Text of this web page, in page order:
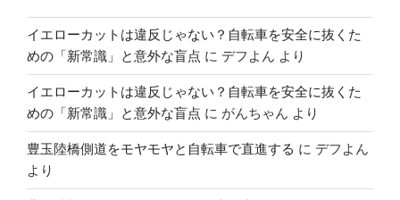
イエローカットは違反じゃない？自転車を安全に抜くた
めの「新常識」と意外な盲点 に デフよん より
イエローカットは違反じゃない？自転車を安全に抜くた
めの「新常識」と意外な盲点 に がんちゃん より
豊玉陸橋側道をモヤモヤと自転車で直進する に デフよん
より